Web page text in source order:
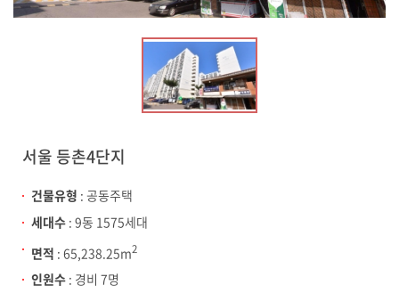
서울 등촌4단지
건물유형 : 공동주택
세대수 : 9동 1575세대
면적 : 65,238.25m2
인원수 : 경비 7명